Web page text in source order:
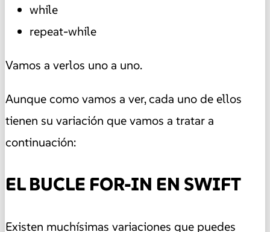
while
repeat-while
Vamos a verlos uno a uno.
Aunque como vamos a ver, cada uno de ellos
tienen su variación que vamos a tratar a
continuación:
EL BUCLE FOR-IN EN SWIFT
Existen muchísimas variaciones que puedes